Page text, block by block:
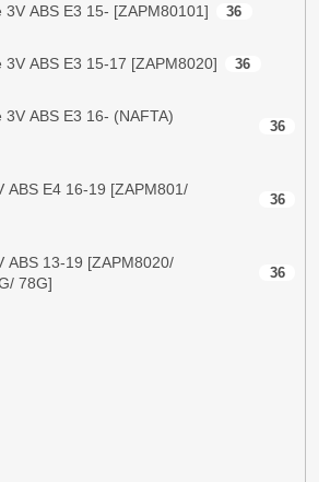
ABS E3 15- [ZAPM80101] 36
ABS E3 15-17 [ZAPM8020] 36
ABS E3 16- (NAFTA)
36
ABS E4 16-19 [ZAPM801/
36
ABS 13-19 [ZAPM8020/
78G]
36